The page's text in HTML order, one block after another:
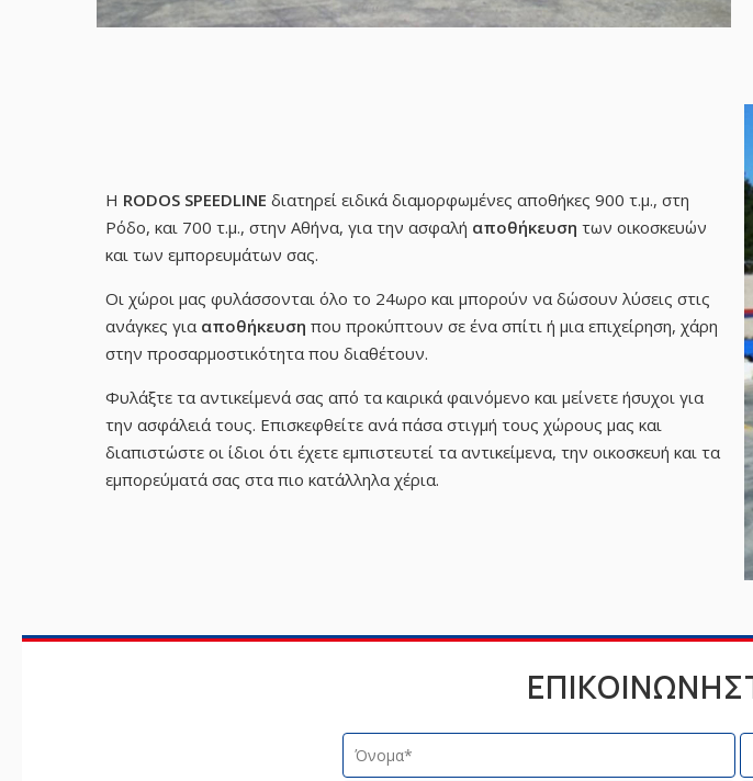
Η RODOS SPEEDLINE διατηρεί ειδικά διαμορφωμένες αποθήκες 900 τ.μ., στη
Ρόδο, και 700 τ.μ., στην Αθήνα, για την ασφαλή αποθήκευση των οικοσκευών
και των εμπορευμάτων σας.
Οι χώροι μας φυλάσσονται όλο το 24ωρο και μπορούν να δώσουν λύσεις στις
ανάγκες για αποθήκευση που προκύπτουν σε ένα σπίτι ή μια επιχείρηση, χάρη
στην προσαρμοστικότητα που διαθέτουν.
Φυλάξτε τα αντικείμενά σας από τα καιρικά φαινόμενο και μείνετε ήσυχοι για
την ασφάλειά τους. Επισκεφθείτε ανά πάσα στιγμή τους χώρους μας και
διαπιστώστε οι ίδιοι ότι έχετε εμπιστευτεί τα αντικείμενα, την οικοσκευή και τα
εμπορεύματά σας στα πιο κατάλληλα χέρια.